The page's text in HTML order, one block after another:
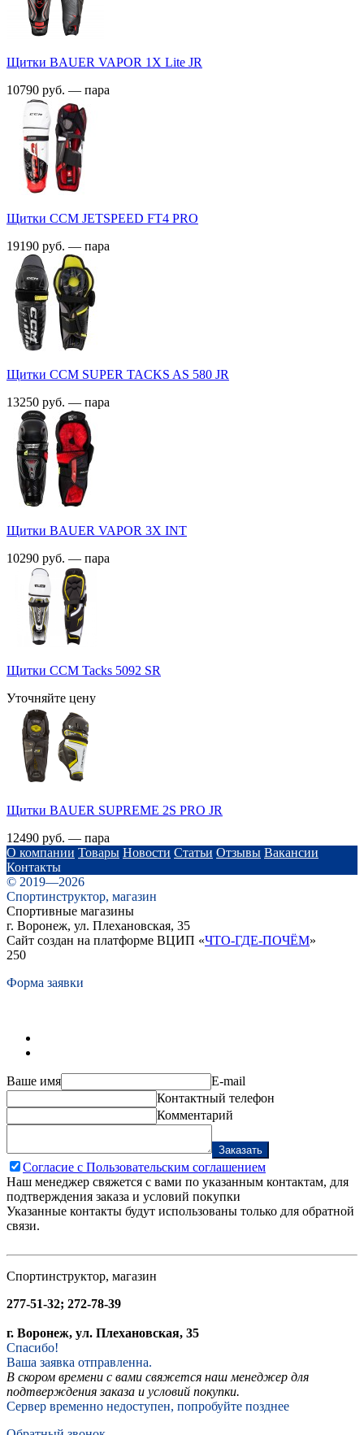
Щитки BAUER VAPOR 1Х Lite JR
10790 руб. — пара
Щитки CCM JETSPEED FT4 PRO
19190 руб. — пара
Щитки CCM SUPER TACKS AS 580 JR
13250 руб. — пара
Щитки BAUER VAPOR 3X INT
10290 руб. — пара
Щитки CCM Tacks 5092 SR
Уточняйте цену
Щитки BAUER SUPREME 2S PRO JR
12490 руб. — пара
О компании Товары Новости Статьи Отзывы Вакансии
Контакты
© 2019—2026
Спортинструктор, магазин
Спортивные магазины
г. Воронеж, ул. Плехановская, 35
Сайт создан на платформе ВЦИП «ЧТО-ГДЕ-ПОЧЁМ»
250
Форма заявки
Ваше имя
E-mail
Контактный телефон
Комментарий
Заказать
Согласие с Пользовательским соглашением
Наш менеджер свяжется с вами по указанным контактам, для
подтверждения заказа и условий покупки
Указанные контакты будут использованы только для обратной
связи.
Спортинструктор, магазин
277-51-32; 272-78-39
г. Воронеж, ул. Плехановская, 35
Спасибо!
Ваша заявка отправленна.
В скором времени с вами свяжется наш менеджер для
подтверждения заказа и условий покупки.
Сервер временно недоступен, попробуйте позднее